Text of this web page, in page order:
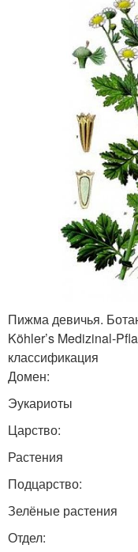
Пижма девичья.
Köhler’s Medizinal-
классификация
Домен:
Эукариоты
Царство:
Растения
Подцарство:
Зелёные растения
Отдел: